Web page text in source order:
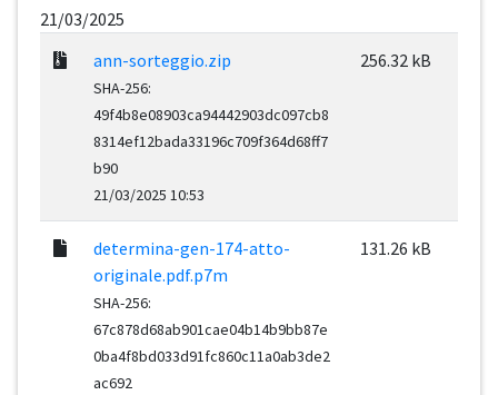
21/03/2025
ann-sorteggio.zip
SHA-256:
49f4b8e08903ca94442903dc097cb8
8314ef12bada33196c709f364d68ff7
b90
21/03/2025 10:53
256.32 kB
determina-gen-174-atto-
originale.pdf.p7m
SHA-256:
67c878d68ab901cae04b14b9bb87e
0ba4f8bd033d91fc860c11a0ab3de2
ac692
131.26 kB